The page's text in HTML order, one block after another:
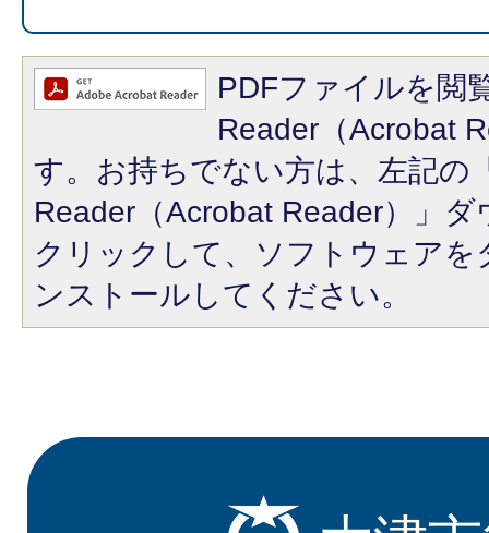
PDFファイルを閲
Reader（Acrobat
す。お持ちでない方は、左記の
Reader（Acrobat Reader）」
クリックして、ソフトウェア
ンストールしてください。